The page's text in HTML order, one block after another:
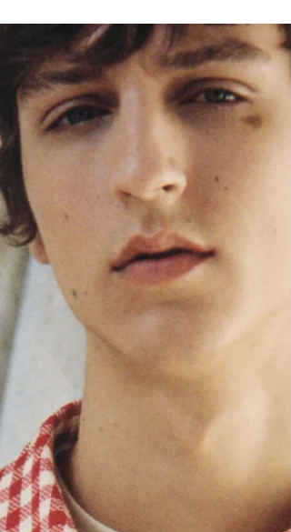
AMI mira al futuro
con su nueva
MIRAGE SNEAKER